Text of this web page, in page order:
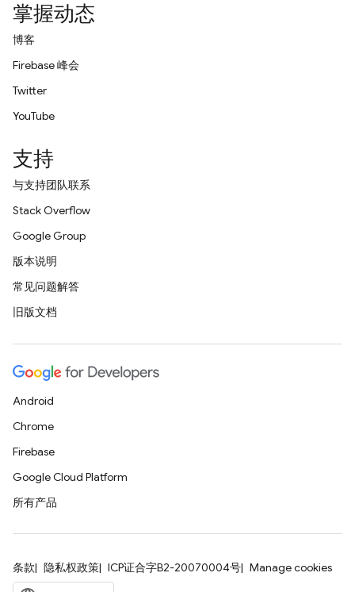
掌握动态
博客
Firebase 峰会
Twitter
YouTube
支持
与支持团队联系
Stack Overflow
Google Group
版本说明
常见问题解答
旧版文档
Android
Chrome
Firebase
Google Cloud Platform
所有产品
条款 隐私权政策 ICP证合字B2-20070004号 Manage cookies